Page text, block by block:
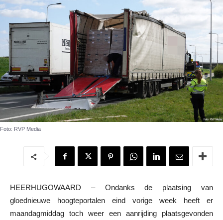
Foto: RVP Media
HEERHUGOWAARD – Ondanks de plaatsing van
gloednieuwe hoogteportalen eind vorige week heeft er
maandagmiddag toch weer een aanrijding plaatsgevonden